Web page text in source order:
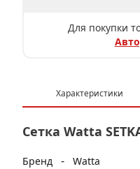
Для покупки
Характеристики
Сетка Watta
Бренд - Watta